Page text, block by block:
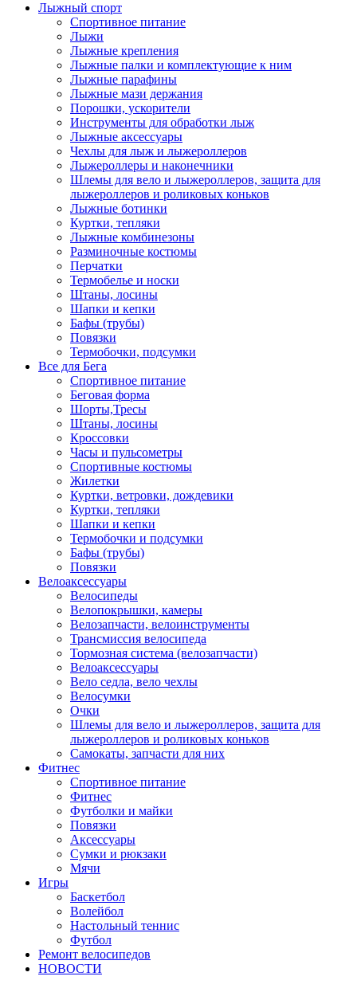
Лыжный спорт
Спортивное питание
Лыжи
Лыжные крепления
Лыжные палки и комплектующие к ним
Лыжные парафины
Лыжные мази держания
Порошки, ускорители
Инструменты для обработки лыж
Лыжные аксессуары
Чехлы для лыж и лыжероллеров
Лыжероллеры и наконечники
Шлемы для вело и лыжероллеров, защита для
лыжероллеров и роликовых коньков
Лыжные ботинки
Куртки, тепляки
Лыжные комбинезоны
Разминочные костюмы
Перчатки
Термобелье и носки
Штаны, лосины
Шапки и кепки
Бафы (трубы)
Повязки
Термобочки, подсумки
Все для Бега
Спортивное питание
Беговая форма
Шорты,Тресы
Штаны, лосины
Кроссовки
Часы и пульсометры
Спортивные костюмы
Жилетки
Куртки, ветровки, дождевики
Куртки, тепляки
Шапки и кепки
Термобочки и подсумки
Бафы (трубы)
Повязки
Велоаксессуары
Велосипеды
Велопокрышки, камеры
Велозапчасти, велоинструменты
Трансмиссия велосипеда
Тормозная система (велозапчасти)
Велоаксессуары
Вело седла, вело чехлы
Велосумки
Очки
Шлемы для вело и лыжероллеров, защита для
лыжероллеров и роликовых коньков
Самокаты, запчасти для них
Фитнес
Спортивное питание
Фитнес
Футболки и майки
Повязки
Аксессуары
Сумки и рюкзаки
Мячи
Игры
Баскетбол
Волейбол
Настольный теннис
Футбол
Ремонт велосипедов
НОВОСТИ